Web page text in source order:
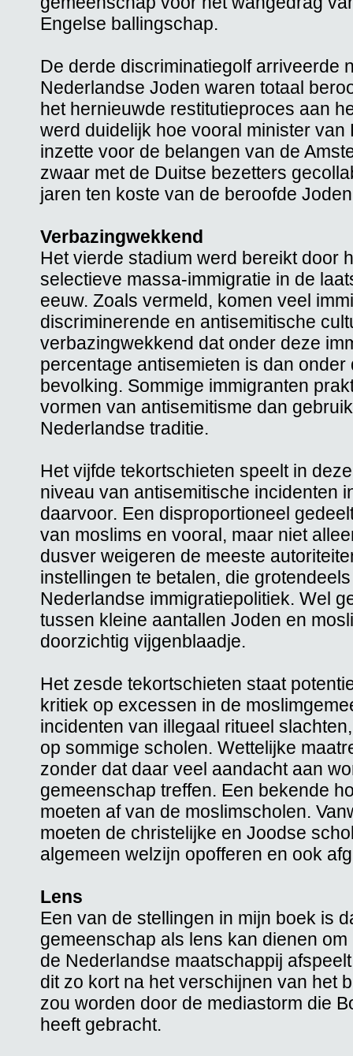
Engelse ballingschap.
De derde discriminatiegolf arriveerde
Nederlandse Joden waren totaal
het hernieuwde restitutieproces aan
werd duidelijk hoe vooral minister
inzette voor de belangen van de
zwaar met de Duitse bezetters
jaren ten koste van de beroofde
Verbazingwekkend
Het vierde stadium werd bereikt door
selectieve massa-immigratie in de
eeuw. Zoals vermeld, komen veel
discriminerende en antisemitische
verbazingwekkend dat onder deze
percentage antisemieten is dan
bevolking. Sommige immigranten
vormen van antisemitisme dan
Nederlandse traditie.
Het vijfde tekortschieten speelt in
niveau van antisemitische incidenten
daarvoor. Een disproportioneel
van moslims en vooral, maar niet
dusver weigeren de meeste
instellingen te betalen, die
Nederlandse immigratiepolitiek. Wel
tussen kleine aantallen Joden en
doorzichtig vijgenblaadje.
Het zesde tekortschieten staat
kritiek op excessen in de
incidenten van illegaal ritueel
op sommige scholen. Wettelijke
zonder dat daar veel aandacht aan
gemeenschap treffen. Een bekende
moeten af van de moslimscholen.
moeten de christelijke en Joodse
algemeen welzijn opofferen en ook
Lens
Een van de stellingen in mijn boek is
gemeenschap als lens kan dienen
de Nederlandse maatschappij
dit zo kort na het verschijnen van het
zou worden door de mediastorm die
heeft gebracht.